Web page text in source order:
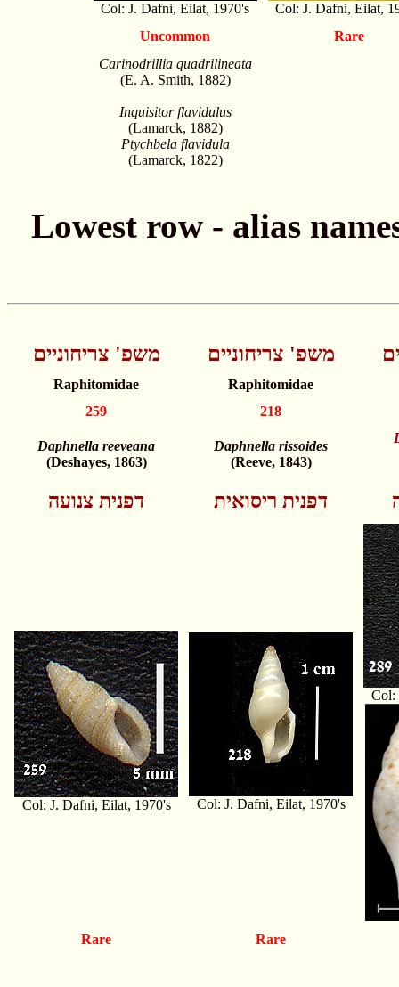
Col: J. Dafni, Eilat, 1970's
Col: J. Dafni, Eilat,
Uncommon
Rare
Carinodrillia quadrilineata
(E. A. Smith, 1882)
Inquisitor flavidulus
(Lamarck, 1882)
Ptychbela flavidula
(Lamarck, 1822)
משפ' צריחוניים משפ' צריחוניים
Raphitomidae
Raphitomidae
259
218
Daphnella reeveana
(Deshayes, 1863)
Daphnella rissoides
(Reeve, 1843)
דפנית צנועה דפנית ריסואית
Col: J. Dafni, Eilat, 1970's Col: J. Dafni, Eilat, 1970's
Col:
Rare Rare